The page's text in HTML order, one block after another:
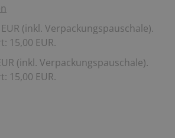
(inkl. Verpackungspauschale).
15,00 EUR.
(inkl. Verpackungspauschale).
15,00 EUR.